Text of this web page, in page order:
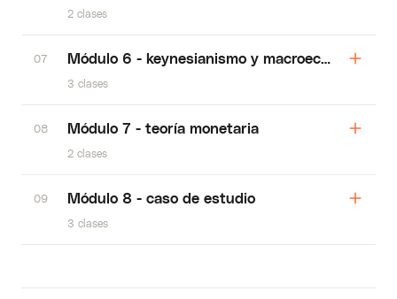
2 clases
07 Módulo 6 - keynesianismo y macroeconomía
3 clases
08 Módulo 7 - teoría monetaria
2 clases
09 Módulo 8 - caso de estudio
3 clases